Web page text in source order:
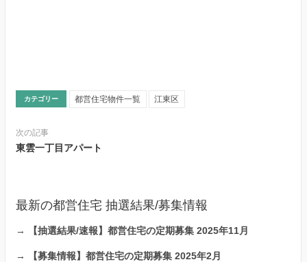
カテゴリー 都営住宅物件一覧 江東区
次の記事
東雲一丁目アパート
最新の都営住宅 抽選結果/募集情報
→ 【抽選結果/速報】都営住宅の定期募集 2025年11月
→ 【募集情報】都営住宅の定期募集 2025年2月